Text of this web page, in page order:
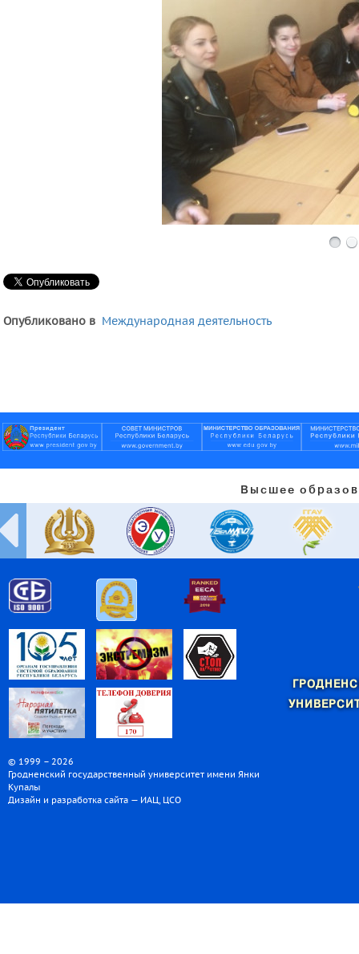
Опубликовано в Международная деятельность
Высшее
© 1999 – 2026
Гродненский государственный университет имени Янки
Купалы
Дизайн и разработка сайта — ИАЦ, ЦСО